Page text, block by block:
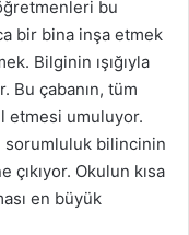
bu
bir bina inşa etmek
Bilginin ışığıyla
Bu çabanın, tüm
etmesi umuluyor.
sorumluluk bilincinin
Okulun kısa
en büyük